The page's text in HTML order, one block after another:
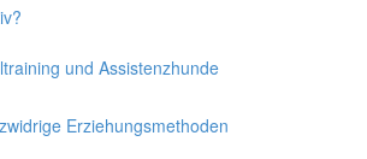
und Assistenzhunde
Erziehungsmethoden